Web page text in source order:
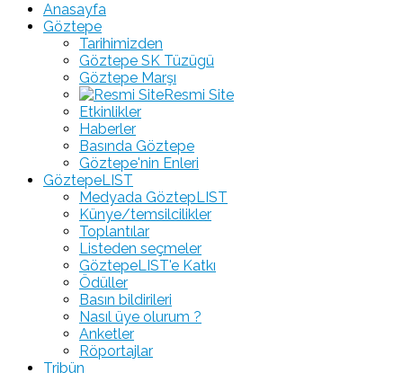
Anasayfa
Göztepe
Tarihimizden
Göztepe SK Tüzügü
Göztepe Marşı
Resmi Site
Etkinlikler
Haberler
Basında Göztepe
Göztepe'nin Enleri
GöztepeLIST
Medyada GöztepLIST
Künye/temsilcilikler
Toplantılar
Listeden seçmeler
GöztepeLIST'e Katkı
Ödüller
Basın bildirileri
Nasıl üye olurum ?
Anketler
Röportajlar
Tribün